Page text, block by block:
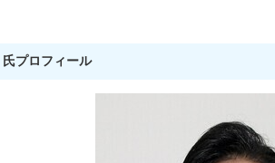
プロフィール